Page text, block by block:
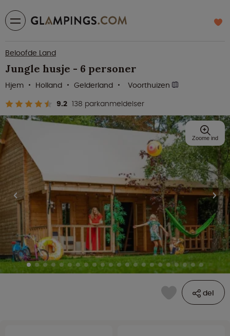
Beloofde Land
Jungle husje - 6 personer
9.2 138 parkanmeldelser
Hjem Holland Gelderland Voorthuizen
del
Zoome ind